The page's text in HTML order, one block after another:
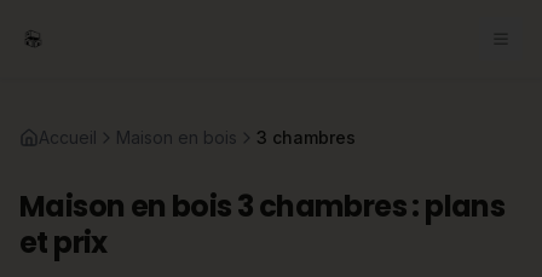
Accueil Maison en bois 3 chambres
Maison en bois 3 chambres : plans
et prix